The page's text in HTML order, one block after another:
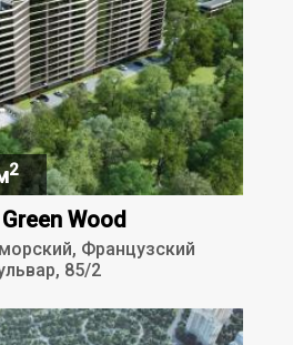
2
Wood
Французский
85/2